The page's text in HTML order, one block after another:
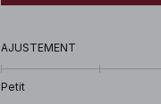
AJUSTEMENT
Petit